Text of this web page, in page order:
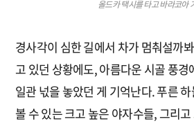
올드카 택시를 타고 바라코아
경사각이 심한 길에서 차가 멈춰설까
고 있던 상황에도, 아름다운 시골 풍
일관 넋을 놓았던 게 기억난다. 푸른
볼 수 있는 크고 높은 야자수들, 그리